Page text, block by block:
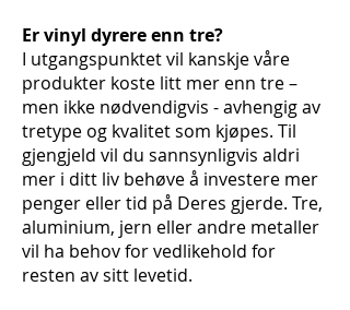
Er vinyl dyrere enn tre?
I utgangspunktet vil kanskje våre
produkter koste litt mer enn tre –
men ikke nødvendigvis - avhengig av
tretype og kvalitet som kjøpes. Til
gjengjeld vil du sannsynligvis aldri
mer i ditt liv behøve å investere mer
penger eller tid på Deres gjerde. Tre,
aluminium, jern eller andre metaller
vil ha behov for vedlikehold for
resten av sitt levetid.